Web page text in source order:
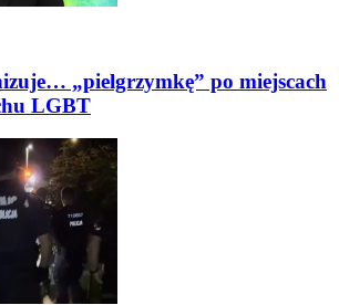
„pielgrzymkę” po miejscach
LGBT